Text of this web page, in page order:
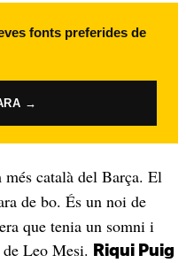
fonts preferides de
→
més català del Barça. El
de bo. És un noi de
que tenia un somni i
Leo Mesi.
Riqui Puig